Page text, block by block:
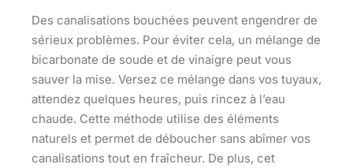
Des canalisations bouchées peuvent engendrer de
sérieux problèmes. Pour éviter cela, un mélange de
bicarbonate de soude et de vinaigre peut vous
sauver la mise. Versez ce mélange dans vos tuyaux,
attendez quelques heures, puis rincez à l’eau
chaude. Cette méthode utilise des éléments
naturels et permet de déboucher sans abîmer vos
canalisations tout en fraîcheur. De plus, cet